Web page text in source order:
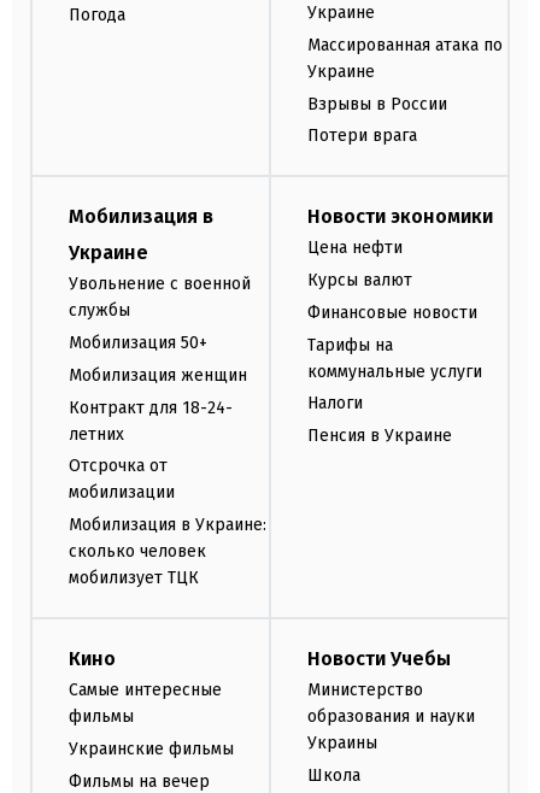
Погода
Украине
Массированная атака по
Украине
Взрывы в России
Потери врага
Мобилизация в
Украине
Увольнение с военной
службы
Мобилизация 50+
Мобилизация женщин
Контракт для 18-24-
летних
Отсрочка от
мобилизации
Мобилизация в Украине:
сколько человек
мобилизует ТЦК
Новости экономики
Цена нефти
Курсы валют
Финансовые новости
Тарифы на
коммунальные услуги
Налоги
Пенсия в Украине
Кино
Самые интересные
фильмы
Украинские фильмы
Фильмы на вечер
Новости Учебы
Министерство
образования и науки
Украины
Школа